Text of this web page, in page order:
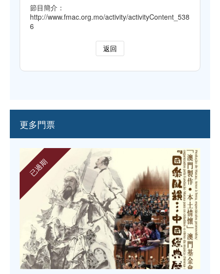
節目簡介：
http://www.fmac.org.mo/activity/activityContent_538
6
返回
更多門票
已過期